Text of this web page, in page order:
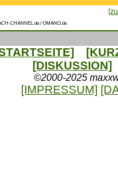
CHANNEL.de / OMANO.de
[DISKUSSION]
©2000-2025
[IMPRESSUM]